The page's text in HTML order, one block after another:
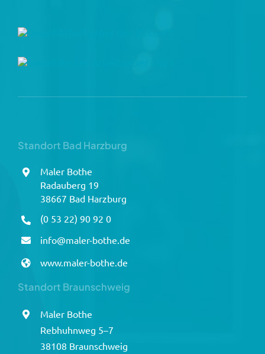
Standort Bad Harzburg
Maler Bothe
Radauberg 19
38667 Bad Harzburg
(0 53 22) 90 92 0
info@maler-bothe.de
www.maler-bothe.de
Standort Braunschweig
Maler Bothe
Rebhuhnweg 5–7
38108 Braunschweig